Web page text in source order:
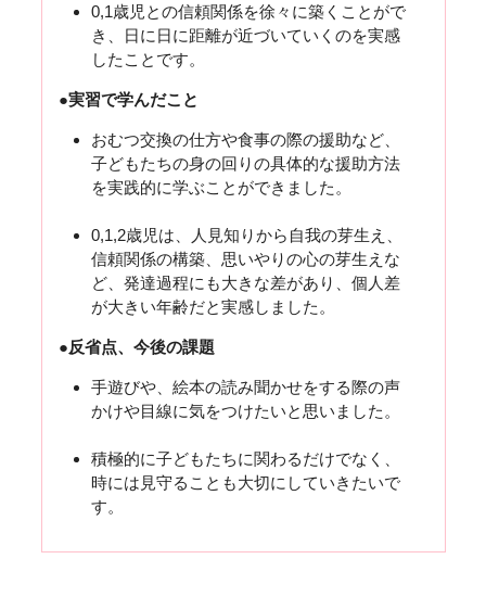
0,1歳児との信頼関係を徐々に築くことがで
き、日に日に距離が近づいていくのを実感
したことです。
●実習で学んだこと
おむつ交換の仕方や食事の際の援助など、
子どもたちの身の回りの具体的な援助方法
を実践的に学ぶことができました。
0,1,2歳児は、人見知りから自我の芽生え、
信頼関係の構築、思いやりの心の芽生えな
ど、発達過程にも大きな差があり、個人差
が大きい年齢だと実感しました。
●反省点、今後の課題
手遊びや、絵本の読み聞かせをする際の声
かけや目線に気をつけたいと思いました。
積極的に子どもたちに関わるだけでなく、
時には見守ることも大切にしていきたいで
す。